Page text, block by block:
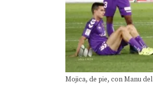
Mojica, de pie, con Manu del